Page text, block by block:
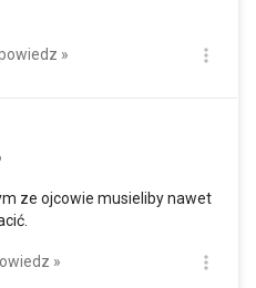
»
ze ojcowie musieliby nawet
»